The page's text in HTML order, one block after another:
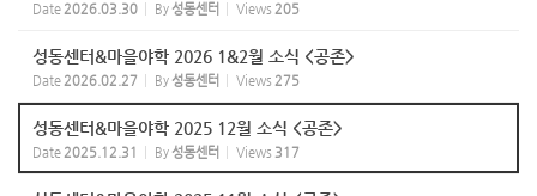
Date 2026.03.30 By 성동센터 Views 205
성동센터&마을야학 2026 1&2월 소식 <공존>
Date 2026.02.27 By 성동센터 Views 275
성동센터&마을야학 2025 12월 소식 <공존>
Date 2025.12.31 By 성동센터 Views 317